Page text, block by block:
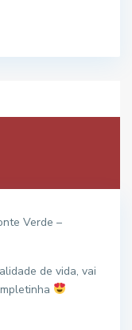
Verde –
de vida, vai